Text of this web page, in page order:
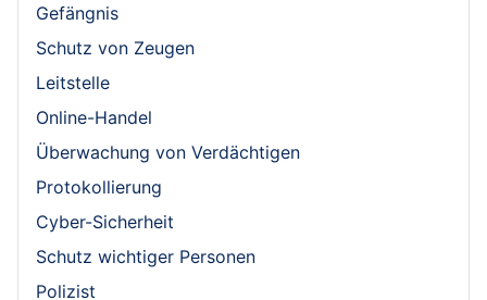
Gefängnis
Schutz von Zeugen
Leitstelle
Online-Handel
Überwachung von Verdächtigen
Protokollierung
Cyber-Sicherheit
Schutz wichtiger Personen
Polizist